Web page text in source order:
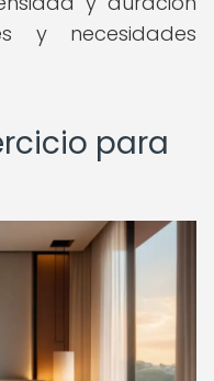
y necesidades
para